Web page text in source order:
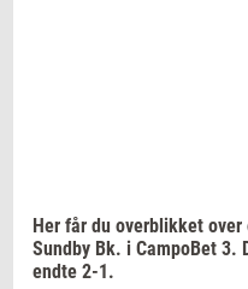
Her får du over­blik­ket over
Sund­by Bk. i Cam­po­Bet 3.
endte 2-1.